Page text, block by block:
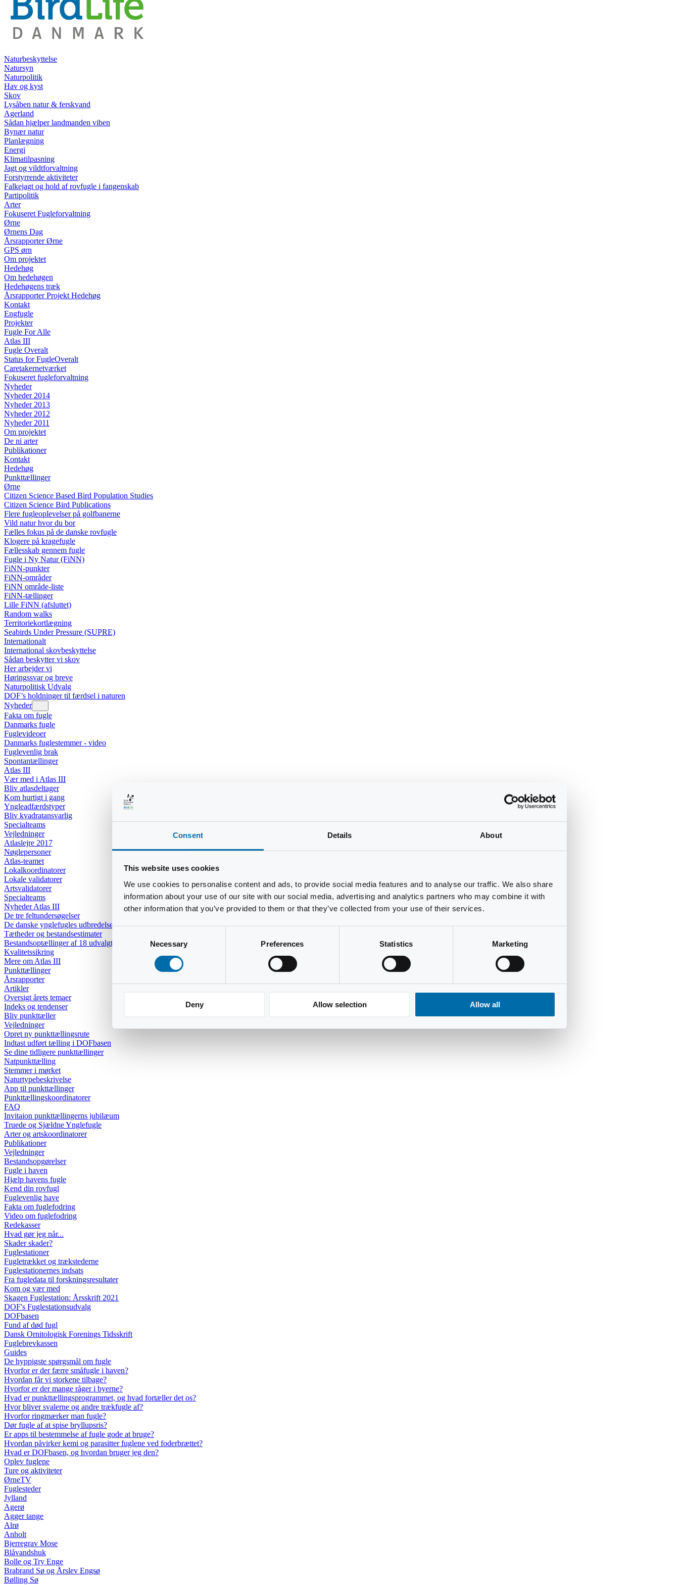
Consent Details About
This website uses cookies
We use cookies to personalise content and ads, to provide social media features and to analyse our traffic. We also share
information about your use of our site with our social media, advertising and analytics partners who may combine it with
other information that you’ve provided to them or that they’ve collected from your use of their services.
Selection
Necessary Preferences Statistics Marketing
Deny Allow selection Allow all
Naturbeskyttelse
Natursyn
Naturpolitik
Hav og kyst
Skov
Lysåben natur & ferskvand
Agerland
Sådan hjælper landmanden viben
Bynær natur
Planlægning
Energi
Klimatilpasning
Jagt og vildtforvaltning
Forstyrrende aktiviteter
Falkejagt og hold af rovfugle i fangenskab
Partipolitik
Arter
Fokuseret Fugleforvaltning
Ørne
Ørnens Dag
Årsrapporter Ørne
GPS ørn
Om projektet
Hedehøg
Om hedehøgen
Hedehøgens træk
Årsrapporter Projekt Hedehøg
Kontakt
Engfugle
Projekter
Fugle For Alle
Atlas III
Fugle Overalt
Status for FugleOveralt
Caretakernetværket
Fokuseret fugleforvaltning
Nyheder
Nyheder 2014
Nyheder 2013
Nyheder 2012
Nyheder 2011
Om projektet
De ni arter
Publikationer
Kontakt
Hedehøg
Punkttællinger
Ørne
Citizen Science Based Bird Population Studies
Citizen Science Bird Publications
Flere fugleoplevelser på golfbanerne
Vild natur hvor du bor
Fælles fokus på de danske rovfugle
Klogere på kragefugle
Fællesskab gennem fugle
Fugle i Ny Natur (FiNN)
FiNN-punkter
FiNN-områder
FiNN område-liste
FiNN-tællinger
Lille FiNN (afsluttet)
Random walks
Territoriekortlægning
Seabirds Under Pressure (SUPRE)
Internationalt
International skovbeskyttelse
Sådan beskytter vi skov
Her arbejder vi
Høringssvar og breve
Naturpolitisk Udvalg
DOF’s holdninger til færdsel i naturen
Nyheder
Fakta om fugle
Danmarks fugle
Fuglevideoer
Danmarks fuglestemmer - video
Fuglevenlig brak
Spontantællinger
Atlas III
Vær med i Atlas III
Bliv atlasdeltager
Kom hurtigt i gang
Yngleadfærdstyper
Bliv kvadratansvarlig
Specialteams
Vejledninger
Atlaslejre 2017
Nøglepersoner
Atlas-teamet
Lokalkoordinatorer
Lokale validatorer
Artsvalidatorer
Specialteams
Nyheder Atlas III
De tre feltundersøgelser
De danske ynglefugles udbredelse
Tætheder og bestandsestimater
Bestandsoptællinger af 18 udvalgte arter
Kvalitetssikring
Mere om Atlas III
Punkttællinger
Årsrapporter
Artikler
Oversigt årets temaer
Indeks og tendenser
Bliv punkttæller
Vejledninger
Opret ny punkttællingsrute
Indtast udført tælling i DOFbasen
Se dine tidligere punkttællinger
Natpunkttælling
Stemmer i mørket
Naturtypebeskrivelse
App til punkttællinger
Punkttællingskoordinatorer
FAQ
Invitaion punkttællingerns jubilæum
Truede og Sjældne Ynglefugle
Arter og artskoordinatorer
Publikationer
Vejledninger
Bestandsopgørelser
Fugle i haven
Hjælp havens fugle
Kend din rovfugl
Fuglevenlig have
Fakta om fuglefodring
Video om fuglefodring
Redekasser
Hvad gør jeg når...
Skader skader?
Fuglestationer
Fugletrækket og trækstederne
Fuglestationernes indsats
Fra fugledata til forskningsresultater
Kom og vær med
Skagen Fuglestation: Årsskrift 2021
DOF's Fuglestationsudvalg
DOFbasen
Fund af død fugl
Dansk Ornitologisk Forenings Tidsskrift
Fuglebrevkassen
Guides
De hyppigste spørgsmål om fugle
Hvorfor er der færre småfugle i haven?
Hvordan får vi storkene tilbage?
Hvorfor er der mange råger i byerne?
Hvad er punkttællingsprogrammet, og hvad fortæller det os?
Hvor bliver svalerne og andre trækfugle af?
Hvorfor ringmærker man fugle?
Dør fugle af at spise bryllupsris?
Er apps til bestemmelse af fugle gode at bruge?
Hvordan påvirker kemi og parasitter fuglene ved foderbrættet?
Hvad er DOFbasen, og hvordan bruger jeg den?
Oplev fuglene
Ture og aktiviteter
ØrneTV
Fuglesteder
Jylland
Agerø
Agger tange
Alrø
Anholt
Bjerregrav Mose
Blåvandshuk
Bolle og Try Enge
Brabrand Sø og Årslev Engsø
Bølling Sø